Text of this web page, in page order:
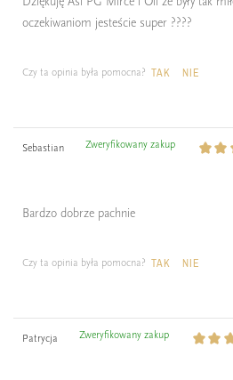
oczekiwaniom jesteście super ????
Czy ta opinia była pomocna? TAK NIE
Sebastian Zweryfikowany zakup
Bardzo dobrze pachnie
Czy ta opinia była pomocna? TAK NIE
Patrycja Zweryfikowany zakup